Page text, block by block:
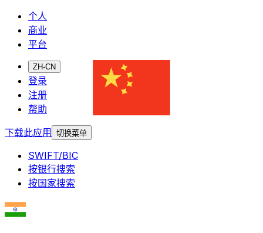
个人
商业
平台
ZH-CN
登录
注册
帮助
下载此应用
切换菜单
SWIFT/BIC
按银行搜索
按国家搜索